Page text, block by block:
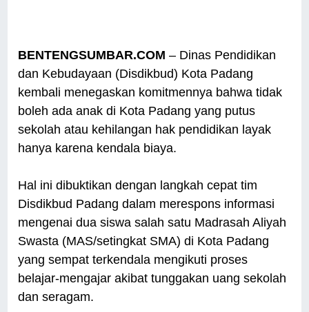
BENTENGSUMBAR.COM – Dinas Pendidikan
dan Kebudayaan (Disdikbud) Kota Padang
kembali menegaskan komitmennya bahwa tidak
boleh ada anak di Kota Padang yang putus
sekolah atau kehilangan hak pendidikan layak
hanya karena kendala biaya.
Hal ini dibuktikan dengan langkah cepat tim
Disdikbud Padang dalam merespons informasi
mengenai dua siswa salah satu Madrasah Aliyah
Swasta (MAS/setingkat SMA) di Kota Padang
yang sempat terkendala mengikuti proses
belajar-mengajar akibat tunggakan uang sekolah
dan seragam.